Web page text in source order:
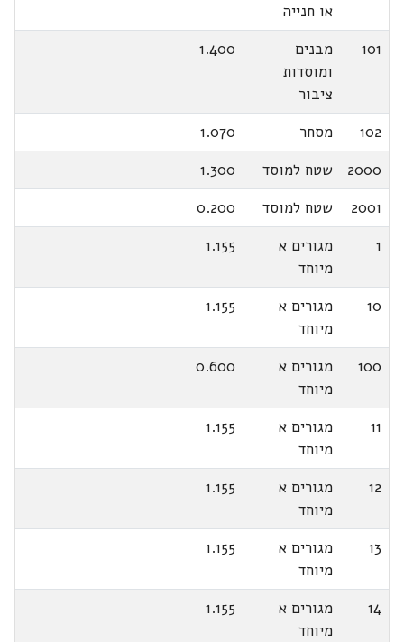
או חנייה
101
מבנים
ומוסדות
ציבור
1.400
102 מסחר
1.070
2000
שטח למוסד
1.300
2001
שטח למוסד
0.200
1
מגורים א
מיוחד
1.155
10
מגורים א
מיוחד
1.155
100
מגורים א
מיוחד
0.600
11
מגורים א
מיוחד
1.155
12
מגורים א
מיוחד
1.155
13
מגורים א
מיוחד
1.155
14
מגורים א
מיוחד
1.155